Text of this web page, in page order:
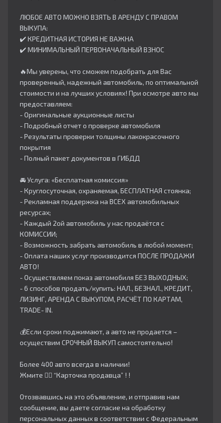
ЛЮБОЕ АВТО МОЖНО ВЗЯТЬ В АРЕНДУ С ПРАВОМ
ВЫКУПА:
✔️ КРЕДИТНАЯ ИСТОРИЯ НЕ ВАЖНА
✔️ МИНИМАЛЬНЫЙ ПЕРВОНАЧАЛЬНЫЙ ВЗНОС
🔥Мы уверены, что сможем подобрать для Вас
проверенный, надежный автомобиль, по оптимальной
стоимости и на лучших условиях! При осмотре авто мы
предоставляем:
- Оригинальные аукционные листы
- Подробный отчет о проверке автомобиля
- Результаты проверки толщины лакокрасочного
покрытия
- Полный пакет документов в ГИБДД
🚘 Услуга: «Бесплатная комиссия»
- Круглосуточная, охраняемая, БЕСПЛАТНАЯ стоянка;
- Рекламная поддержка на ВСЕХ автомобильных
ресурсах;
- Каждый 2ой автомобиль у нас продаётся с
КОМИССИИ;
- Возможность забрать автомобиль в любой момент;
- Оплата наших услуг производится ПОСЛЕ ПРОДАЖИ
АВТО!
- Осуществляем показ автомобиля БЕЗ ВЫХОДНЫХ;
- 6 способов продать/купить: НАЛ., БЕЗНАЛ., КРЕДИТ,
ЛИЗИНГ, АРЕНДА С ВЫКУПОМ, РАСЧЁТ ПО КАРТАМ,
TRADE- IN.
💰Если сроки поджимают, а авто не продается –
осуществим СРОЧНЫЙ ВЫКУП самостоятельно!
Более 400 авто всегда в наличии!
Жмите 👇🏻 “Карточка продавца” ! !
Отозвавшись на это объявление, и отправив нам
сообщение, вы даете согласие на обработку
персональных данных в соответствии с Федеральным